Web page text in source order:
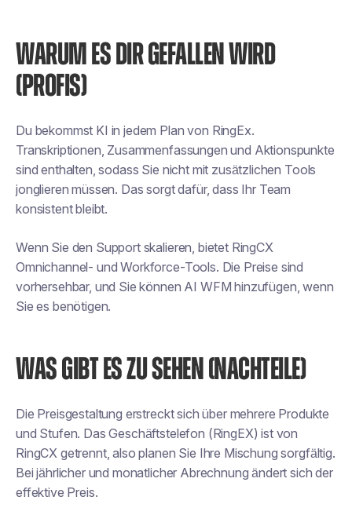
WARUM ES DIR GEFALLEN WIRD
(PROFIS)
Du bekommst KI in jedem Plan von RingEx.
Transkriptionen, Zusammenfassungen und Aktionspunkte
sind enthalten, sodass Sie nicht mit zusätzlichen Tools
jonglieren müssen. Das sorgt dafür, dass Ihr Team
konsistent bleibt.
Wenn Sie den Support skalieren, bietet RingCX
Omnichannel- und Workforce-Tools. Die Preise sind
vorhersehbar, und Sie können AI WFM hinzufügen, wenn
Sie es benötigen.
WAS GIBT ES ZU SEHEN (NACHTEILE)
Die Preisgestaltung erstreckt sich über mehrere Produkte
und Stufen. Das Geschäftstelefon (RingEX) ist von
RingCX getrennt, also planen Sie Ihre Mischung sorgfältig.
Bei jährlicher und monatlicher Abrechnung ändert sich der
effektive Preis.